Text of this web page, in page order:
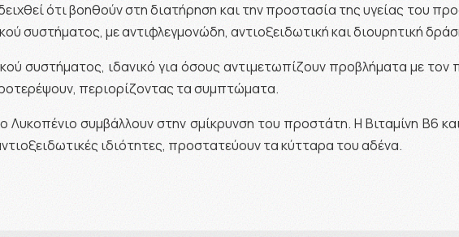
ότι βοηθούν στη διατήρηση και την προστασία της υγείας του
συστήματος, με αντιφλεγμονώδη, αντιοξειδωτική και διουρητική
συστήματος, ιδανικό για όσους αντιμετωπίζουν προβλήματα με
περιορίζοντας τα συμπτώματα.
Λυκοπένιο συμβάλλουν στην σμίκρυνση του προστάτη. Η Βιταμίνη Β6
ιδιότητες, προστατεύουν τα κύτταρα του αδένα.